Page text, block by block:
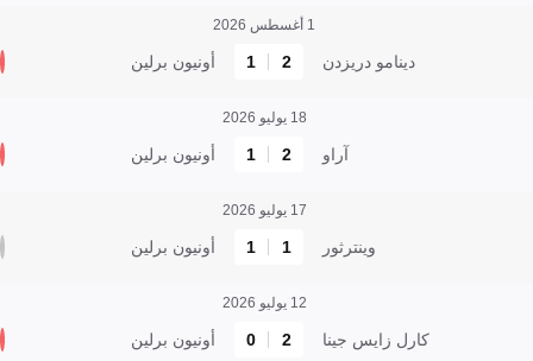
1 أغسطس 2026
دينامو دريزدن 2
1 أونيون برلين
18 يوليو 2026
آراو 2
1 أونيون برلين
17 يوليو 2026
وينترثور 1
1 أونيون برلين
12 يوليو 2026
كارل زايس جينا 2
0 أونيون برلين